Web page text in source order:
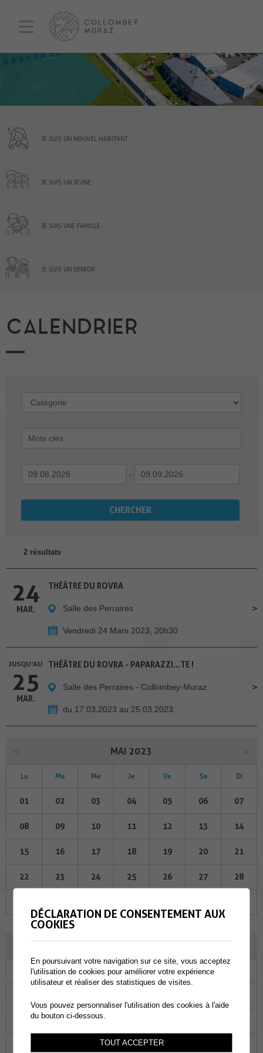
JE SUIS UN NOUVEL HABITANT
JE SUIS UN JEUNE
JE SUIS UNE FAMILLE
JE SUIS UN SENIOR
CALENDRIER
-
2 résultats
24
MAR.
THÉÂTRE DU ROVRA
Salle des Perraires
Vendredi 24 Mars 2023, 20h30
JUSQU'AU
25
MAR.
THÉÂTRE DU ROVRA - PAPARAZZI...TE !
Salle des Perraires - Collombey-Muraz
du 17.03.2023 au 25.03.2023
MAI 2023
Lu Ma Me Je Ve Sa Di
01 02 03 04 05 06 07
08 09 10 11 12 13 14
15 16 17 18 19 20 21
22 23 24 25 26 27 28
Ma Me Je Ve Sa
06 07
15 16
DÉCLARATION DE CONSENTEMENT AUX
COOKIES
En poursuivant votre navigation sur ce site, vous acceptez
l'utilisation de cookies pour améliorer votre expérience
utilisateur et réaliser des statistiques de visites.
Vous pouvez personnaliser l'utilisation des cookies à l'aide
du bouton ci-dessous.
TOUT ACCEPTER